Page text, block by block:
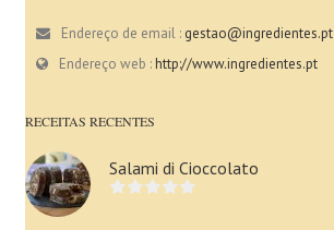
Endereço de email : gestao@ingredientes.pt
Endereço web :http://www.ingredientes.pt
RECEITAS RECENTES
Salami di Cioccolato